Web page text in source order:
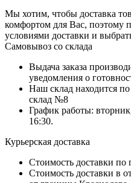
Мы хотим, чтобы доставка
комфортом для Вас, поэтому
условиями доставки и
Самовывоз со склада
Выдача заказа
уведомления о
Наш склад находится
склад №8
График работы:
16:30.
Курьерская доставка
Стоимость доставки по
Стоимость доставки в